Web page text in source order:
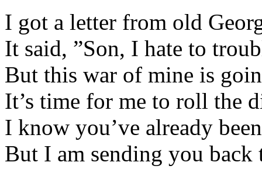
I got a letter from old
It said, ”Son, I hate to
But this war of mine is
It’s time for me to roll the
I know you’ve already
But I am sending you back